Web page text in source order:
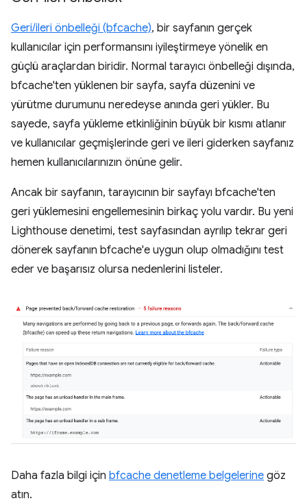
Geri/ileri önbelleği (bfcache), bir sayfanın gerçek
kullanıcılar için performansını iyileştirmeye yönelik en
güçlü araçlardan biridir. Normal tarayıcı önbelleği dışında,
bfcache'ten yüklenen bir sayfa, sayfa düzenini ve
yürütme durumunu neredeyse anında geri yükler. Bu
sayede, sayfa yükleme etkinliğinin büyük bir kısmı atlanır
ve kullanıcılar geçmişlerinde geri ve ileri giderken sayfanız
hemen kullanıcılarınızın önüne gelir.
Ancak bir sayfanın, tarayıcının bir sayfayı bfcache'ten
geri yüklemesini engellemesinin birkaç yolu vardır. Bu yeni
Lighthouse denetimi, test sayfasından ayrılıp tekrar geri
dönerek sayfanın bfcache'e uygun olup olmadığını test
eder ve başarısız olursa nedenlerini listeler.
Daha fazla bilgi için bfcache denetleme belgelerine göz
atın.